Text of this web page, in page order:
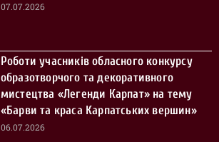
07.07.2026
Роботи учасників обласного конкурсу
образотворчого та декоративного
мистецтва «Легенди Карпат» на тему
«Барви та краса Карпатських вершин»
06.07.2026